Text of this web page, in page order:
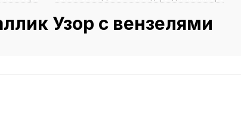
Узор с вензелями